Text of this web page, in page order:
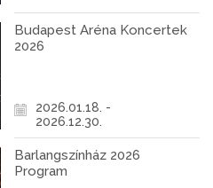
Budapest Aréna Koncertek
2026
2026.01.18. -
2026.12.30.
Barlangszínház 2026
Program